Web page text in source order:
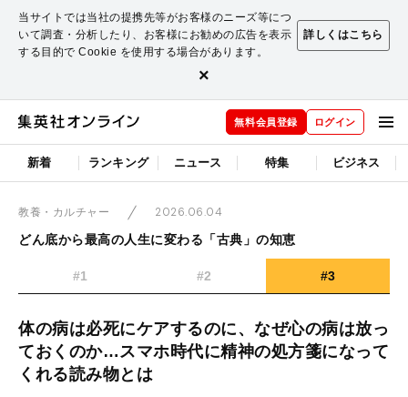
当サイトでは当社の提携先等がお客様のニーズ等につ
いて調査・分析したり、お客様にお勧めの広告を表示
する目的で Cookie を使用する場合があります。
詳しくはこちら
×
無料会員登録 ログイン
新着 ランキング ニュース 特集 ビジネス
教養・カルチャー
2026.06.04
どん底から最高の人生に変わる「古典」の知恵
#1 #2 #3
体の病は必死にケアするのに、なぜ心の病は放っ
ておくのか…スマホ時代に精神の処方箋になって
くれる読み物とは